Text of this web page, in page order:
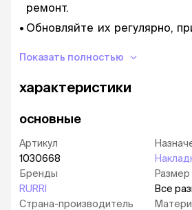
ремонт.
Обновляйте их регулярно,
В каждой упаковке: 40
Одной упаковки
Размер S
– для кошек весом
Размер M
– для кошек весом
Показать полностью
характеристики
основные
Артикул
1030668
Бренды
RURRI
Страна-производитель
Все